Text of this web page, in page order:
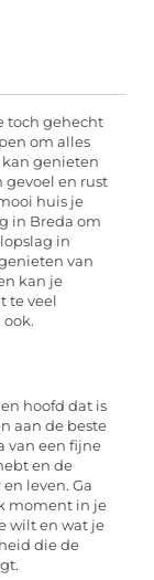
toch gehecht
om alles
genieten
gevoel en rust
huis je
in Breda om
in
van
kan je
te veel
hoofd dat is
aan de beste
van een fijne
en de
leven. Ga
moment in je
wilt en wat je
die de